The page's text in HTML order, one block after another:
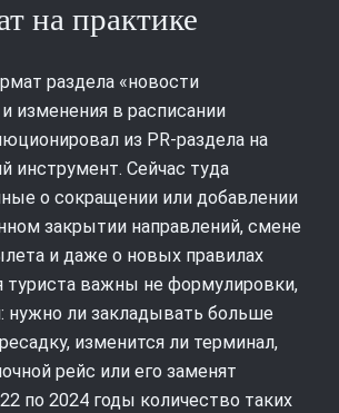
на практике
раздела «новости
изменения в расписании
из PR‑раздела на
инструмент. Сейчас туда
о сокращении или добавлении
закрытии направлений, смене
и даже о новых правилах
туриста важны не формулировки,
нужно ли закладывать больше
изменится ли терминал,
рейс или его заменят
по 2024 годы количество таких